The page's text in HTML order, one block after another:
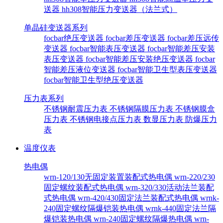
送器 hh308智能压力变送器（法兰式）
单晶硅变送器系列
focbar绝压变送器 focbar差压变送器 focbar差压远传
变送器 focbar智能表压变送器 focbar智能差压安装
表压变送器 focbar智能差压安装绝压变送器 focbar
智能差压液位变送器 focbar智能卫生型表压变送器
focbar智能卫生型绝压变送器
压力表系列
不锈钢耐震压力表 不锈钢隔膜压力表 不锈钢膜盒
压力表 不锈钢电接点压力表 数显压力表 防爆压力
表
温度仪表
热电偶
wrn-120/130无固定装置装配式热电偶 wrn-220/230
固定螺纹装配式热电偶 wrn-320/330活动法兰装配
式热电偶 wrn-420/430固定法兰装配式热电偶 wrnk-
240固定螺纹隔爆铠装热电偶 wrnk-440固定法兰隔
爆铠装热电偶 wrn-240固定螺纹隔爆热电偶 wrn-